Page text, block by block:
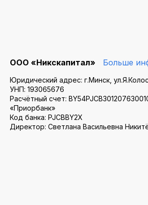
ООО «Никскапитал» Больше
Юридический адрес: г.Минск,
УНП: 193065676
Расчётный счет:
«Приорбанк»
Код банка: PJCBBY2X
Директор: Светлана Васильевна